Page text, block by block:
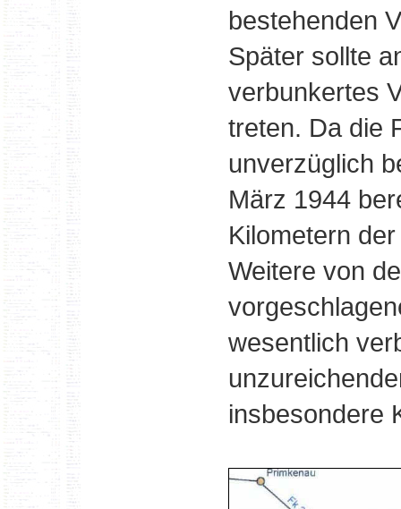
bestehenden
Später sollte
verbunkertes
treten. Da die
unverzüglich
März 1944
Kilometern
Weitere von
wesentlich
insbesondere